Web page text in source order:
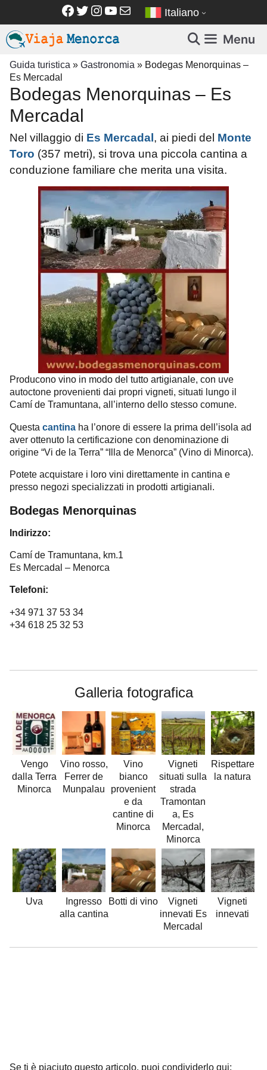
contenuto
Facebook
Twitter
Instagram
YouTube
Email Italiano
Menu
Guida turistica » Gastronomia » Bodegas Menorquinas –
Es Mercadal
Bodegas Menorquinas – Es
Mercadal
Nel villaggio di Es Mercadal , ai piedi del Monte
Toro (357 metri), si trova una piccola cantina a
conduzione familiare che merita una visita.
Producono vino in modo del tutto artigianale, con uve
autoctone provenienti dai propri vigneti, situati lungo il
Camí de Tramuntana, all’interno dello stesso comune.
Questa cantina ha l’onore di essere la prima dell’isola ad
aver ottenuto la certificazione con denominazione di
origine “Vi de la Terra” “Illa de Menorca” (Vino di Minorca).
Potete acquistare i loro vini direttamente in cantina e
presso negozi specializzati in prodotti artigianali.
Bodegas Menorquinas
Indirizzo:
Camí de Tramuntana, km.1
Es Mercadal – Menorca
Telefoni:
+34 971 37 53 34
+34 618 25 32 53
Galleria fotografica
Vengo
dalla Terra
Minorca
Vino rosso,
Ferrer de
Munpalau
Vino
bianco
provenient
e da
cantine di
Minorca
Vigneti
situati sulla
strada
Tramontan
a, Es
Mercadal,
Minorca
Rispettare
la natura
Uva
Ingresso
alla cantina
Botti di vino
Vigneti
innevati Es
Mercadal
Vigneti
innevati
Se ti è piaciuto questo articolo, puoi condividerlo qui;